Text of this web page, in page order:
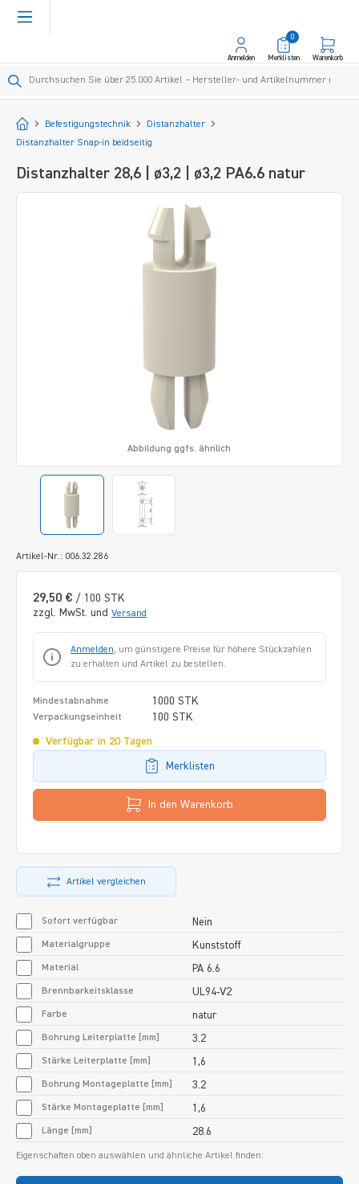
springen
Anmelden Merklisten
0
Warenkorb
Startseite
Befestigungstechnik
Distanzhalter
Distanzhalter Snap-in beidseitig
Distanzhalter 28,6 | ø3,2 | ø3,2 PA6.6 natur
Artikel-Nr.: 006.32.286
Abbildung ggfs. ähnlich
29,50 € / 100 STK
zzgl. MwSt. und Versand
Anmelden, um günstigere Preise für höhere Stückzahlen
zu erhalten und Artikel zu bestellen.
Mindestabnahme 1000 STK
Verpackungseinheit 100 STK
Verfügbar in 20 Tagen
Merklisten
In den Warenkorb
Artikel vergleichen
Sofort verfügbar Nein
Materialgruppe Kunststoff
Material PA 6.6
Brennbarkeitsklasse UL94-V2
Farbe natur
Bohrung Leiterplatte [mm] 3.2
Stärke Leiterplatte [mm] 1,6
Bohrung Montageplatte [mm] 3.2
Stärke Montageplatte [mm] 1,6
Länge [mm] 28.6
Eigenschaften oben auswählen und ähnliche Artikel finden: